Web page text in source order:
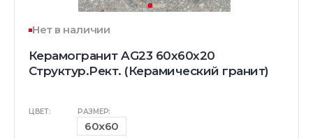
Нет в наличии
Керамогранит AG23 60x60x20
Структур.Рект. (Керамический гранит)
ЦВЕТ: РАЗМЕР:
60x60